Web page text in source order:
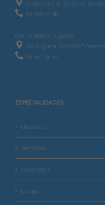
C/ Dels Arbres, 53 08912
93 389 06 46
Centro Médico Augusta
Via Augusta, 134 08005
93 451 53 47
ESPECIALIDADES
Obstetricia
Fertilidad
Ginecología
Cirugía